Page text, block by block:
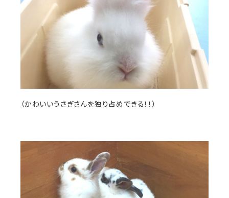
（かわいいうさぎさんを独り占めできる！！）